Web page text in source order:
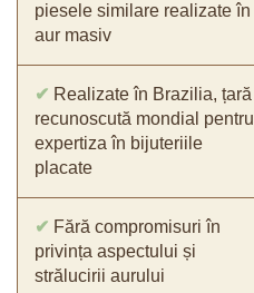
piesele similare realizate în
aur masiv
✔ Realizate în Brazilia, țară
recunoscută mondial pentru
expertiza în bijuteriile
placate
✔ Fără compromisuri în
privința aspectului și
strălucirii aurului